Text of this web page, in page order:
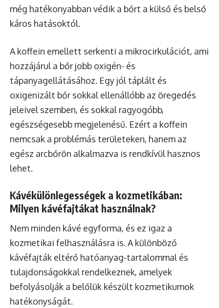
még hatékonyabban védik a bőrt a külső és belső
káros hatásoktól.
A koffein emellett serkenti a mikrocirkulációt, ami
hozzájárul a bőr jobb oxigén- és
tápanyagellátásához. Egy jól táplált és
oxigenizált bőr sokkal ellenállóbb az öregedés
jeleivel szemben, és sokkal ragyogóbb,
egészségesebb megjelenésű. Ezért a koffein
nemcsak a problémás területeken, hanem az
egész arcbőrön alkalmazva is rendkívül hasznos
lehet.
Kávékülönlegességek a kozmetikában:
Milyen kávéfajtákat használnak?
Nem minden kávé egyforma, és ez igaz a
kozmetikai felhasználásra is. A különböző
kávéfajták eltérő hatóanyag-tartalommal és
tulajdonságokkal rendelkeznek, amelyek
befolyásolják a belőlük készült kozmetikumok
hatékonyságát.